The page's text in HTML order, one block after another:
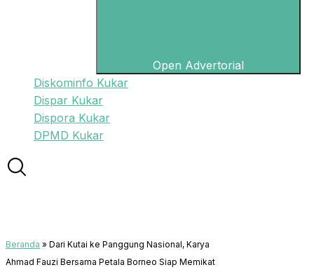
Open Advertorial
Diskominfo Kukar
Dispar Kukar
Dispora Kukar
DPMD Kukar
Beranda » Dari Kutai ke Panggung Nasional, Karya
Ahmad Fauzi Bersama Petala Borneo Siap Memikat